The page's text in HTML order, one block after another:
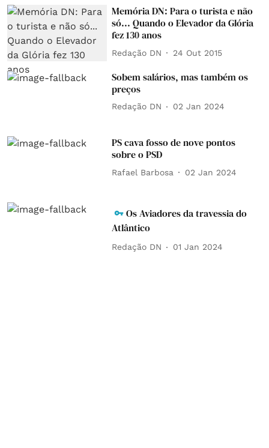
Memória DN: Para o turista e não
só... Quando o Elevador da Glória
fez 130 anos
Redação DN 24 Out 2015
Sobem salários, mas também os
preços
Redação DN 02 Jan 2024
PS cava fosso de nove pontos
sobre o PSD
Rafael Barbosa 02 Jan 2024
Os Aviadores da travessia do
Atlântico
Redação DN 01 Jan 2024